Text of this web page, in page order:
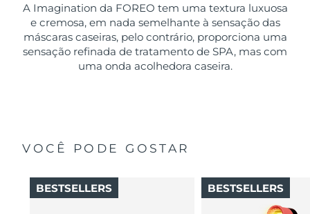
A Imagination da FOREO tem uma textura luxuosa
e cremosa, em nada semelhante à sensação das
máscaras caseiras, pelo contrário, proporciona uma
sensação refinada de tratamento de SPA, mas com
uma onda acolhedora caseira.
VOCÊ PODE GOSTAR
BESTSELLERS BESTSELLERS